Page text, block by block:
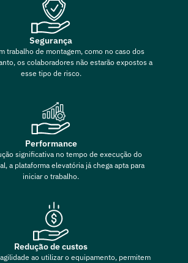
Segurança
trabalho de montagem, como no caso dos
os colaboradores não estarão expostos a
esse tipo de risco.
Performance
significativa no tempo de execução do
a plataforma elevatória já chega apta para
iniciar o trabalho.
Redução de custos
ao utilizar o equipamento, permitem